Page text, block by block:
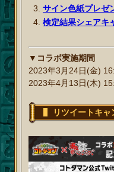
サイン色紙プレゼ
検定結果シェアキ
▼コラボ実施期間
2023年3月24日(金)
2023年4月13日(木)
リツイートキャ